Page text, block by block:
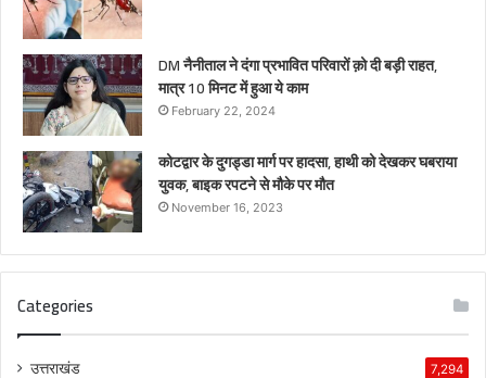
DM नैनीताल ने दंगा प्रभावित परिवारों क़ो दी बड़ी राहत,
मात्र 10 मिनट में हुआ ये काम
February 22, 2024
कोटद्वार के दुगड्डा मार्ग पर हादसा, हाथी को देखकर घबराया
युवक, बाइक रपटने से मौके पर मौत
November 16, 2023
Categories
उत्तराखंड 7,294